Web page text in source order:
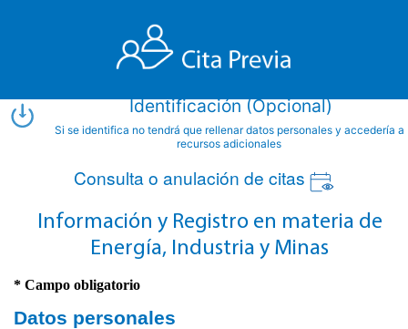
Identificación (Opcional)
Si se identifica no tendrá que rellenar datos personales y accedería a
recursos adicionales
Consulta o anulación de citas
Información y Registro en materia de
Energía, Industria y Minas
* Campo obligatorio
Datos personales